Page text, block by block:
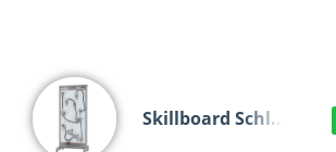
Skillboard Schl…